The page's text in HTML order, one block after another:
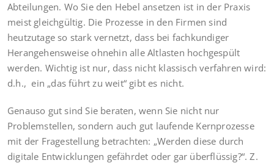
Abteilungen. Wo Sie den Hebel ansetzen ist in der Praxis
meist gleichgültig. Die Prozesse in den Firmen sind
heutzutage so stark vernetzt, dass bei fachkundiger
Herangehensweise ohnehin alle Altlasten hochgespült
werden. Wichtig ist nur, dass nicht klassisch verfahren wird:
d.h., ein „das führt zu weit“ gibt es nicht.
Genauso gut sind Sie beraten, wenn Sie nicht nur
Problemstellen, sondern auch gut laufende Kernprozesse
mit der Fragestellung betrachten: „Werden diese durch
digitale Entwicklungen gefährdet oder gar überflüssig?“. Z.